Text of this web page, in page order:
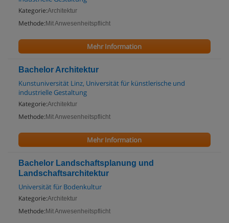
Kategorie:Architektur
Methode: Mit Anwesenheitspflicht
Mehr Information
Bachelor Architektur
Kunstuniversität Linz, Universität für künstlerische und
industrielle Gestaltung
Kategorie:Architektur
Methode: Mit Anwesenheitspflicht
Mehr Information
Bachelor Landschaftsplanung und
Landschaftsarchitektur
Universität für Bodenkultur
Kategorie:Architektur
Methode: Mit Anwesenheitspflicht